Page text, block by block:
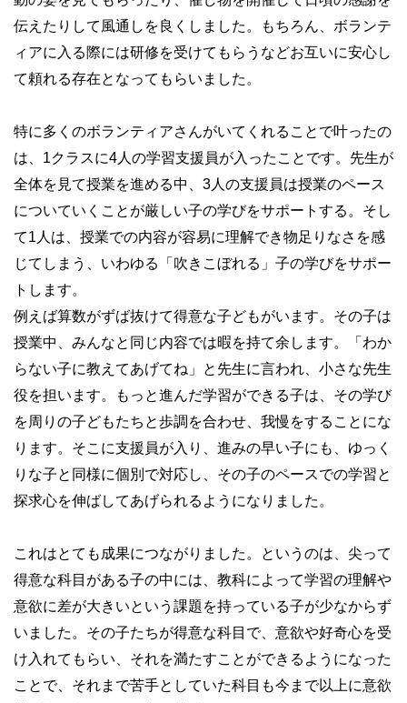
伝えたりして風通しを良くしました。もちろん、ボランテ
ィアに入る際には研修を受けてもらうなどお互いに安心し
て頼れる存在となってもらいました。
特に多くのボランティアさんがいてくれることで叶ったの
は、1クラスに4人の学習支援員が入ったことです。先生が
全体を見て授業を進める中、3人の支援員は授業のペース
についていくことが厳しい子の学びをサポートする。そし
て1人は、授業での内容が容易に理解でき物足りなさを感
じてしまう、いわゆる「吹きこぼれる」子の学びをサポー
トします。
例えば算数がずば抜けて得意な子どもがいます。その子は
授業中、みんなと同じ内容では暇を持て余します。「わか
らない子に教えてあげてね」と先生に言われ、小さな先生
役を担います。もっと進んだ学習ができる子は、その学び
を周りの子どもたちと歩調を合わせ、我慢をすることにな
ります。そこに支援員が入り、進みの早い子にも、ゆっく
りな子と同様に個別で対応し、その子のペースでの学習と
探求心を伸ばしてあげられるようになりました。
これはとても成果につながりました。というのは、尖って
得意な科目がある子の中には、教科によって学習の理解や
意欲に差が大きいという課題を持っている子が少なからず
いました。その子たちが得意な科目で、意欲や好奇心を受
け入れてもらい、それを満たすことができるようになった
ことで、それまで苦手としていた科目も今まで以上に意欲